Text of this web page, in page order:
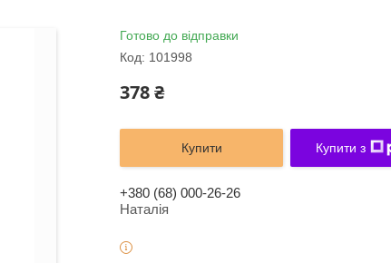
Готово до відправки
Код: 101998
378 ₴
Купити Купити з
+380 (68) 000-26-26
Наталія